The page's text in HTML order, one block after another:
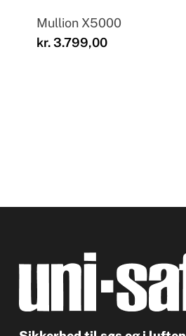
Mullion X5000
kr.3.799,00